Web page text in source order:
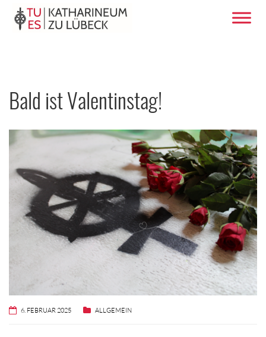
Bald ist Valentinstag!
6. FEBRUAR 2025 ALLGEMEIN